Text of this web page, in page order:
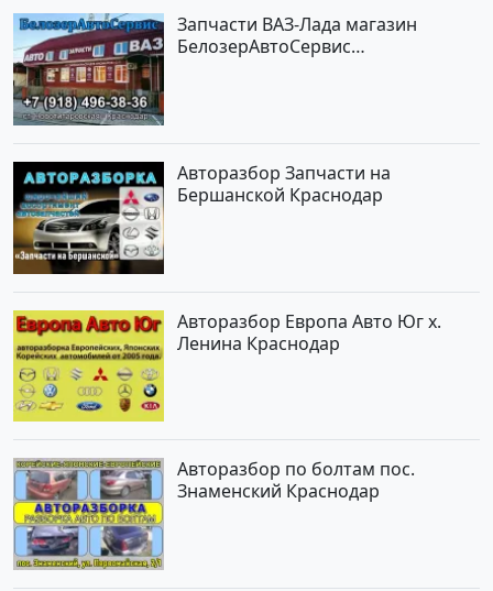
Запчасти ВАЗ-Лада магазин
БелозерАвтоСервис
Авторазбор Запчасти на
Бершанской Краснодар
Авторазбор Европа Авто Юг х.
Ленина Краснодар
Авторазбор по болтам пос.
Знаменский Краснодар